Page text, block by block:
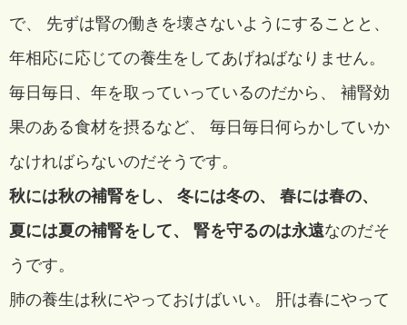
で、 先ずは腎の働きを壊さないようにすることと、
年相応に応じての養生をしてあげねばなりません。
毎日毎日、年を取っていっているのだから、 補腎効
果のある食材を摂るなど、 毎日毎日何らかしていか
なければらないのだそうです。
秋には秋の補腎をし、
冬には冬の、
春には春の、
夏には夏の補腎をして、
腎を守るのは永遠なのだそ
うです。
肺の養生は秋にやっておけばいい。 肝は春にやって